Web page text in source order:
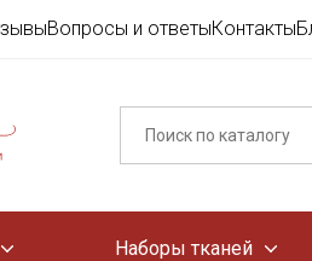
Вопросы и ответыКонтакты
Наборы тканей